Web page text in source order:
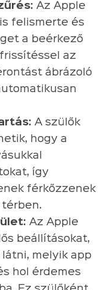
Az Apple
felismerte és
a beérkező
az
ábrázoló
A szülők
hogy a
így
férkőzzenek
térben.
Az Apple
beállításokat,
melyik app
hol érdemes